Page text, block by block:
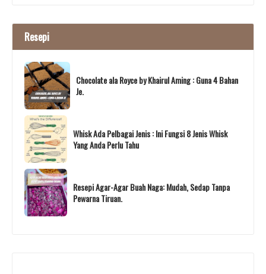
Resepi
Chocolate ala Royce by Khairul Aming : Guna 4 Bahan
Je.
Whisk Ada Pelbagai Jenis : Ini Fungsi 8 Jenis Whisk
Yang Anda Perlu Tahu
Resepi Agar-Agar Buah Naga: Mudah, Sedap Tanpa
Pewarna Tiruan.